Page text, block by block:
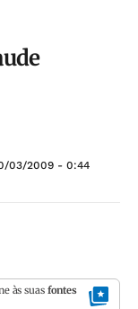
03/2009 - 0:44
às suas fontes